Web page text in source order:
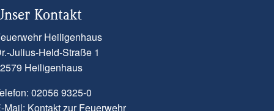
Kontakt
Heiligenhaus
Julius-Held-Straße 1
Heiligenhaus
02056 9325-0
Mail: Kontakt zur Feuerwehr